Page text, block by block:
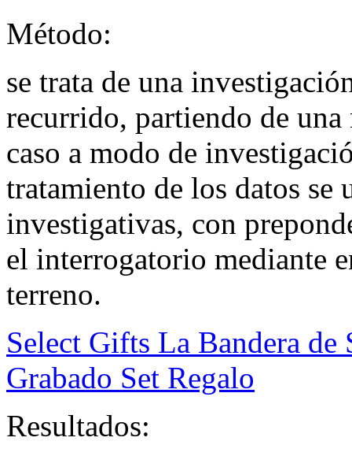
Método:
se trata de una
recurrido, partiendo de
caso a modo de
tratamiento de los datos se
investigativas, con
el interrogatorio mediante
terreno.
Select Gifts La Bandera
Grabado Set Regalo
Resultados: